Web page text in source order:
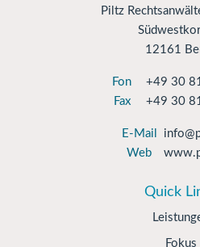
Piltz
12161
Fon
+49 30
Fax
+49 30
E-Mail
Web
Quick
Fokus